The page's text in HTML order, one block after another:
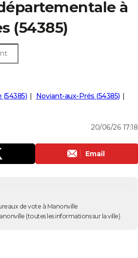
à
(54385)
Noviant-aux-Prés (54385)
20/06/26 17:18
Email
de vote à Manonville
(toutes les informations sur la ville)